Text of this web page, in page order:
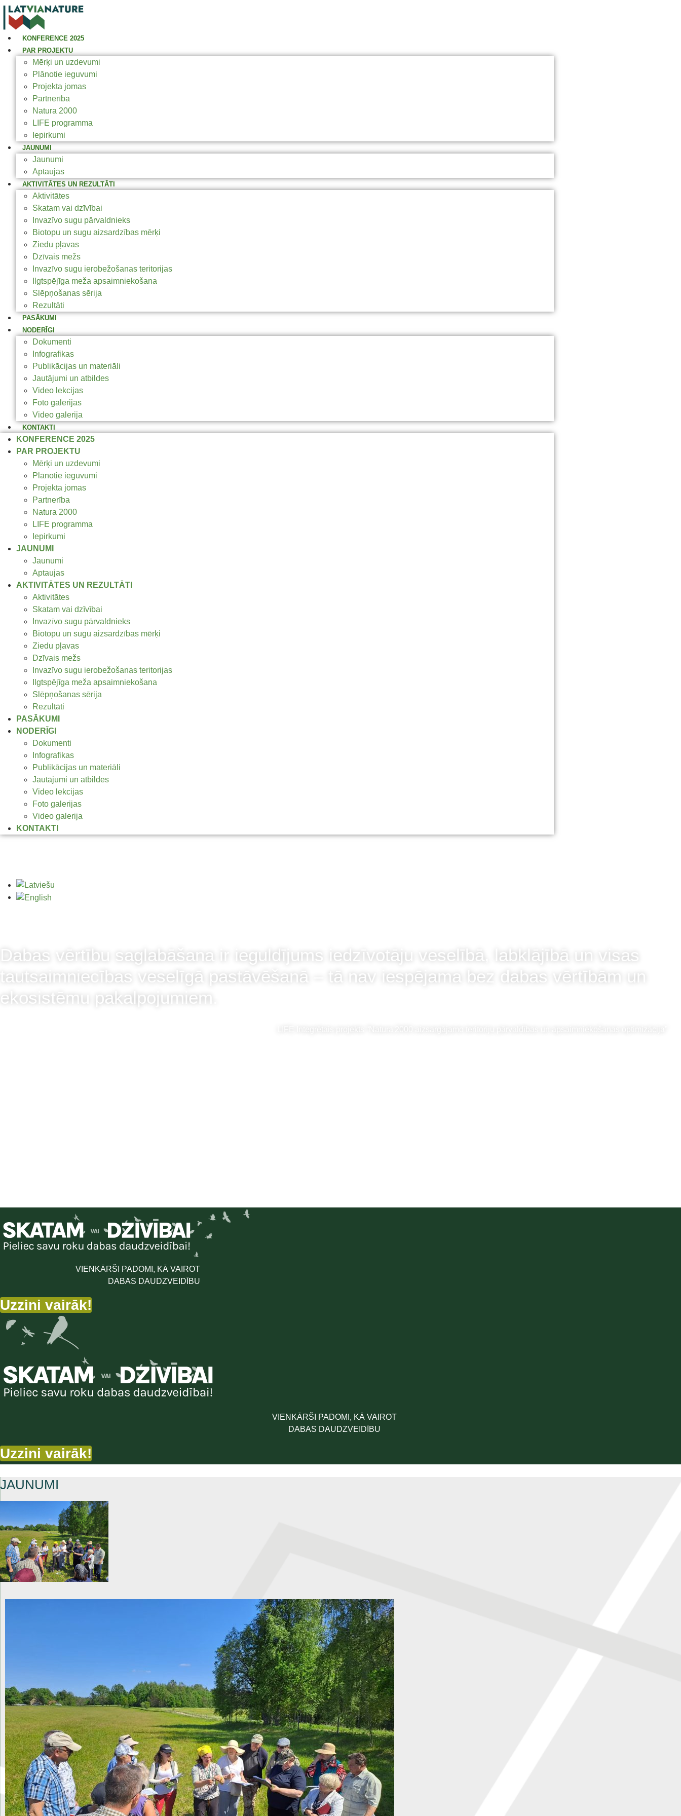
KONFERENCE 2025
PAR PROJEKTU
Mērķi un uzdevumi
Plānotie ieguvumi
Projekta jomas
Partnerība
Natura 2000
LIFE programma
Iepirkumi
JAUNUMI
Jaunumi
Aptaujas
AKTIVITĀTES UN REZULTĀTI
Aktivitātes
Skatam vai dzīvībai
Invazīvo sugu pārvaldnieks
Biotopu un sugu aizsardzības mērķi
Ziedu pļavas
Dzīvais mežs
Invazīvo sugu ierobežošanas teritorijas
Ilgtspējīga meža apsaimniekošana
Slēpņošanas sērija
Rezultāti
PASĀKUMI
NODERĪGI
Dokumenti
Infografikas
Publikācijas un materiāli
Jautājumi un atbildes
Video lekcijas
Foto galerijas
Video galerija
KONTAKTI
KONFERENCE 2025
PAR PROJEKTU
Mērķi un uzdevumi
Plānotie ieguvumi
Projekta jomas
Partnerība
Natura 2000
LIFE programma
Iepirkumi
JAUNUMI
Jaunumi
Aptaujas
AKTIVITĀTES UN REZULTĀTI
Aktivitātes
Skatam vai dzīvībai
Invazīvo sugu pārvaldnieks
Biotopu un sugu aizsardzības mērķi
Ziedu pļavas
Dzīvais mežs
Invazīvo sugu ierobežošanas teritorijas
Ilgtspējīga meža apsaimniekošana
Slēpņošanas sērija
Rezultāti
PASĀKUMI
NODERĪGI
Dokumenti
Infografikas
Publikācijas un materiāli
Jautājumi un atbildes
Video lekcijas
Foto galerijas
Video galerija
KONTAKTI
Dabas vērtību saglabāšana ir ieguldījums iedzīvotāju veselībā, labklājībā un visas
tautsaimniecības veselīgā pastāvēšanā – tā nav iespējama bez dabas vērtībām un
ekosistēmu pakalpojumiem.
VIENKĀRŠI PADOMI, KĀ VAIROT
DABAS DAUDZVEIDĪBU
Uzzini vairāk!
VIENKĀRŠI PADOMI, KĀ VAIROT
DABAS DAUDZVEIDĪBU
Uzzini vairāk!
JAUNUMI